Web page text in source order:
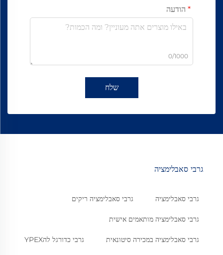
הודעה
0/1000
שלח
גרבי סאבלימציה
גרבי סאבלימציה גרבי סאבלימציה ריקים
גרבי סאבלימציה מותאמים אישית
גרבי סאבלימציה במכירה סיטונאית גרבי כדורגל להYPEX